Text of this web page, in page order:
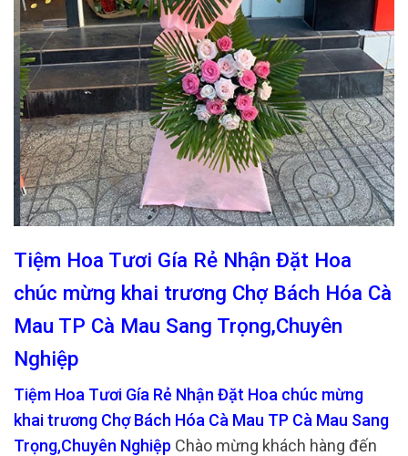
Tiệm Hoa Tươi Gía Rẻ Nhận Đặt Hoa
chúc mừng khai trương Chợ Bách Hóa Cà
Mau TP Cà Mau Sang Trọng,Chuyên
Nghiệp
Tiệm Hoa Tươi Gía Rẻ Nhận Đặt Hoa chúc mừng
khai trương Chợ Bách Hóa Cà Mau TP Cà Mau Sang
Trọng,Chuyên Nghiệp Chào mừng khách hàng đến